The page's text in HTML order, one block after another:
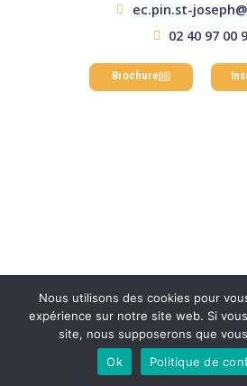
ec.pin.st-
02 40 97 00
Brochure
Mentions légales | Politique
Réalisation
Nous utilisons des cookies pour
expérience sur notre site web. Si
site, nous supposerons que
Ok
Politique de
Engagé pour l’environnement :
carbone de notre site internetEn